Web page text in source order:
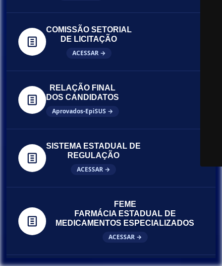
COMISSÃO SETORIAL
DE LICITAÇÃO
ACESSAR →
RELAÇÃO FINAL
DOS CANDIDATOS
Aprovados-EpiSUS →
SISTEMA ESTADUAL DE
REGULAÇÃO
ACESSAR →
FEME
FARMÁCIA ESTADUAL DE
MEDICAMENTOS ESPECIALIZADOS
ACESSAR →